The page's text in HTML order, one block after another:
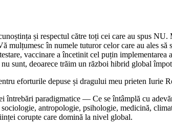
și respectul către toți cei care au spus
în numele tuturor celor care au ales să
vaccinare a încetinit cel puțin
sunt, deoarece trăim un război hibrid global
eforturile depuse și dragului meu prieten Iurie
paradigmatice ― Ce se întâmplă cu
antropologie, psihologie, medicină,
corupte care domină la nivel global.